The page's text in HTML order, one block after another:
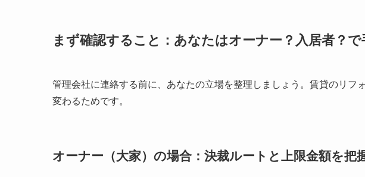
まず確認すること：あなたはオーナー？入居者？で
管理会社に連絡する前に、あなたの立場を整理しましょう。賃貸のリフォ
変わるためです。
オーナー（大家）の場合：決裁ルートと上限金額を把